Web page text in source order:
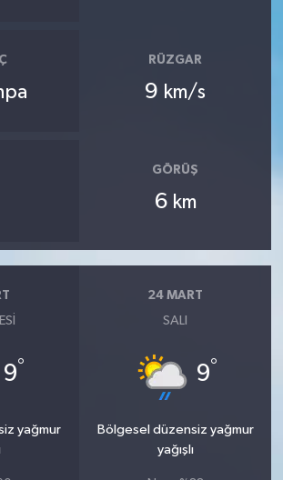
RÜZGAR
9 km/s
GÖRÜŞ
6 km
9°
yağmur
24 MART
SALI
9°
Bölgesel düzensiz yağmur
yağışlı